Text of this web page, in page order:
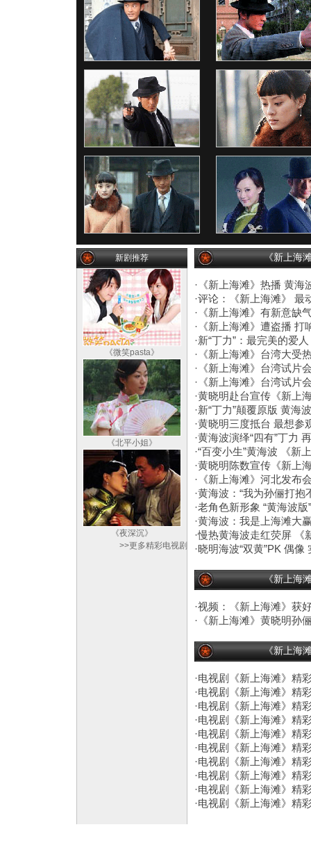
新剧推荐
《微笑pasta》
《北平小姐》
《夜深沉》
>>更多精彩电视剧
《新上海
· 《新上海滩》热播 黄
·评论：《新上海滩》 最
· 《新上海滩》有新意缺
· 《新上海滩》遭盗播
·新“丁力”：最完美的爱
· 《新上海滩》台湾大受
· 《新上海滩》台湾试片
· 《新上海滩》台湾试片
·黄晓明赴台宣传《新上
·新“丁力”颠覆原版 黄海
·黄晓明三度抵台 最想参
·黄海波演绎“四有”丁力
·“百变小生”黄海波 《新
·黄晓明陈数宣传《新上
· 《新上海滩》河北发布
·黄海波：“我为孙俪打抱
·老角色新形象 “黄海波版
·黄海波：我是上海滩大
·慢热黄海波走红荧屏 《
·晓明海波“双黄”PK 偶像
《新上海
·视频：《新上海滩》获
· 《新上海滩》黄晓明孙
《新上海
·电视剧《新上海滩》精
·电视剧《新上海滩》精
·电视剧《新上海滩》精
·电视剧《新上海滩》精
·电视剧《新上海滩》精
·电视剧《新上海滩》精
·电视剧《新上海滩》精
·电视剧《新上海滩》精
·电视剧《新上海滩》精
·电视剧《新上海滩》精